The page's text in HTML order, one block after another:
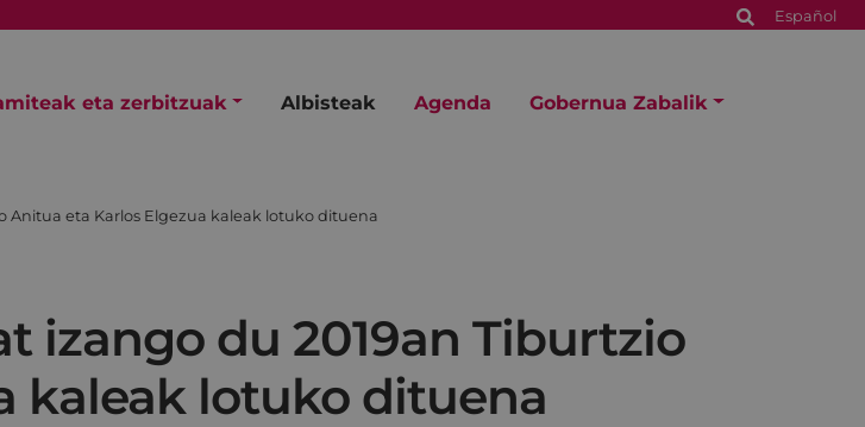
Español
eta zerbitzuak Albisteak Agenda Gobernua Zabalik
eta Karlos Elgezua kaleak lotuko dituena
izango du 2019an Tiburtzio
kaleak lotuko dituena